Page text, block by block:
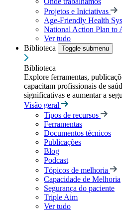
Projetos e Iniciativas
Age-Friendly Health
National Action Plan to
Ver tudo
Biblioteca
Toggle submenu
Biblioteca
Explore ferramentas,
capacitam profissionais de
significativas e aumentar a
Visão geral
Tipos de recursos
Ferramentas
Documentos técnicos
Publicações
Blog
Podcast
Tópicos de melhoria
Capacidade de Melhoria
Segurança do paciente
Triple Aim
Ver tudo